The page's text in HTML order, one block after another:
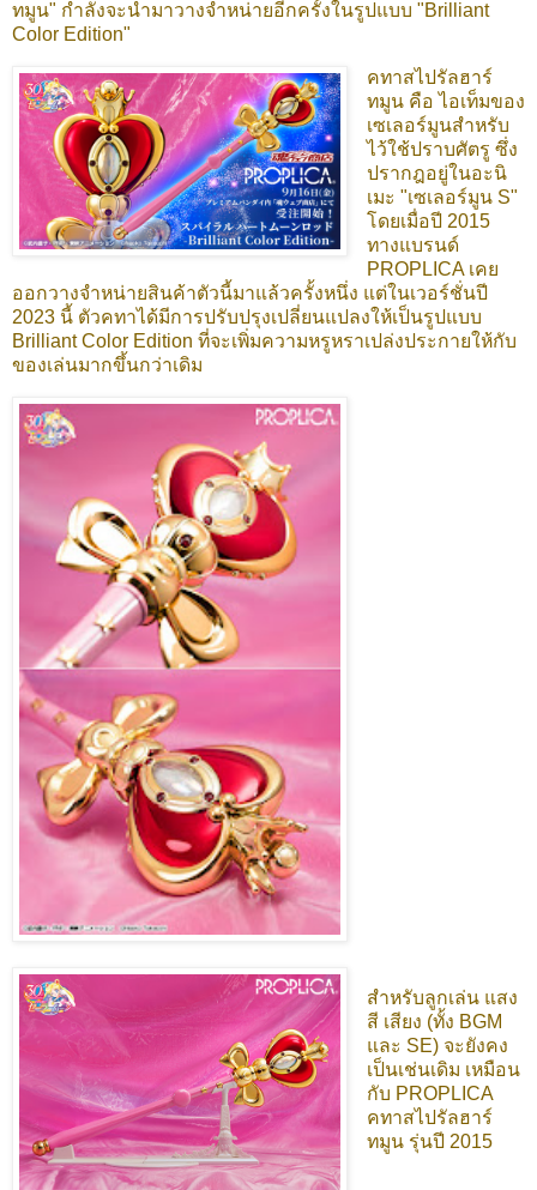
ทมูน" กำลังจะนำมาวางจำหน่ายอีกครั้งในรูปแบบ "Brilliant
Color Edition"
คทาสไปรัลฮาร์
ทมูน คือ ไอเท็มของ
เซเลอร์มูนสำหรับ
ไว้ใช้ปราบศัตรู ซึ่ง
ปรากฎอยู่ในอะนิ
เมะ "เซเลอร์มูน S"
โดยเมื่อปี 2015
ทางแบรนด์
PROPLICA เคย
ออกวางจำหน่ายสินค้าตัวนี้มาแล้วครั้งหนึ่ง แต่ในเวอร์ชั่นปี
2023 นี้ ตัวคทาได้มีการปรับปรุงเปลี่ยนแปลงให้เป็นรูปแบบ
Brilliant Color Edition ที่จะเพิ่มความหรูหราเปล่งประกายให้กับ
ของเล่นมากขึ้นกว่าเดิม
สำหรับลูกเล่น แสง
สี เสียง (ทั้ง BGM
และ SE) จะยังคง
เป็นเช่นเดิม เหมือน
กับ PROPLICA
คทาสไปรัลฮาร์
ทมูน รุ่นปี 2015